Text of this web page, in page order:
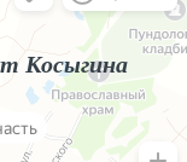
Косыгина